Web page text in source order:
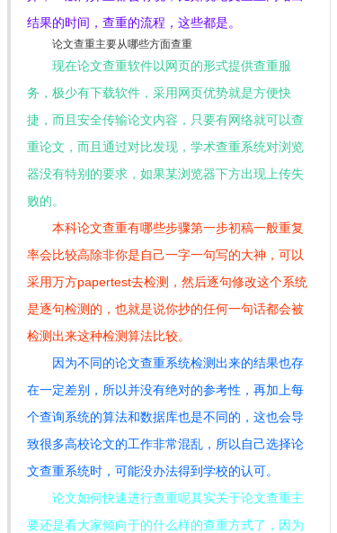
结果的时间，查重的流程，这些都是。
论文查重主要从哪些方面查重
现在论文查重软件以网页的形式提供查重服
务，极少有下载软件，采用网页优势就是方便快
捷，而且安全传输论文内容，只要有网络就可以查
重论文，而且通过对比发现，学术查重系统对浏览
器没有特别的要求，如果某浏览器下方出现上传失
败的。
本科论文查重有哪些步骤第一步初稿一般重复
率会比较高除非你是自己一字一句写的大神，可以
采用万方papertest去检测，然后逐句修改这个系统
是逐句检测的，也就是说你抄的任何一句话都会被
检测出来这种检测算法比较。
因为不同的论文查重系统检测出来的结果也存
在一定差别，所以并没有绝对的参考性，再加上每
个查询系统的算法和数据库也是不同的，这也会导
致很多高校论文的工作非常混乱，所以自己选择论
文查重系统时，可能没办法得到学校的认可。
论文如何快速进行查重呢其实关于论文查重主
要还是看大家倾向于的什么样的查重方式了，因为